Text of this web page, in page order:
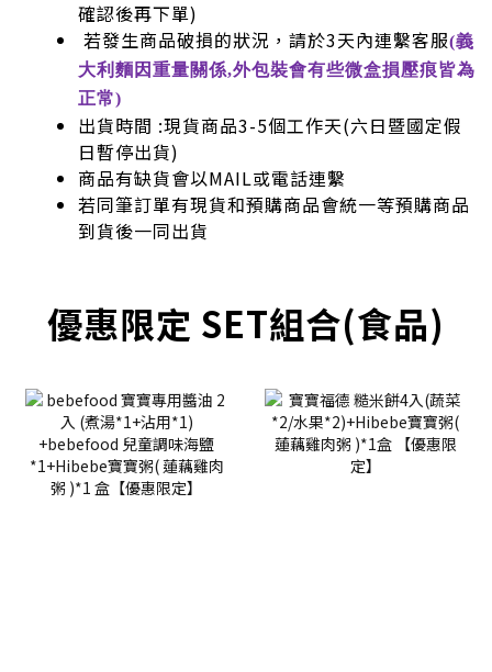
確認後再下單)
若發生商品破損的狀況，請於3天內連繫客服(義
大利麵因重量關係,外包裝會有些微盒損壓痕皆為
正常)
出貨時間 :現貨商品3-5個工作天(六日暨國定假
日暫停出貨)
商品有缺貨會以MAIL或電話連繫
若同筆訂單有現貨和預購商品會統一等預購商品
到貨後一同出貨
優惠限定 SET組合(食品)